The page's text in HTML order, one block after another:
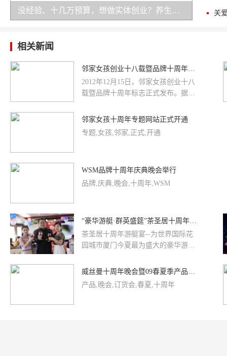
没经验、十几万预算，想做实体创业？养生加盟是务实之选！
相关新闻
邻家女孩创业十八载暨品牌十周年标志正式发布
2012年12月15日，邻家女孩创业十八
载暨品牌十周年标志正式发布。据邻
2013年是公司创业18年暨邻家女孩品
邻家女孩十周年专题网站正式开通
专题,女孩,邻家,正式,开通
WSM品牌十周年庆典晚会举行
品牌,庆典,晚会,十周年,WSM
“豪华游艇·群英盛筵”茶圣居十周年游艇宴正式扬帆起航
茶圣居十周年游艇宴--为世界国际花
园城市厦门今夏最为盛大的豪华游艇
建吨位最大，载客量最大，配套设施
高，商务用途最广的多功能商务型游
威丝曼十周年晚会暨09春夏季产品订货会
产品,晚会,订货会,春夏,十周年